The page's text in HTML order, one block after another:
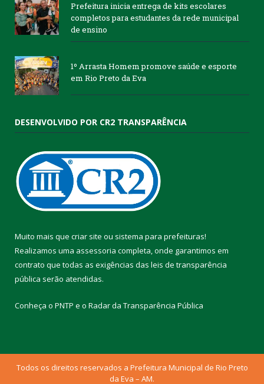
Prefeitura inicia entrega de kits escolares
completos para estudantes da rede municipal
de ensino
1º Arrasta Homem promove saúde e esporte
em Rio Preto da Eva
DESENVOLVIDO POR CR2 TRANSPARÊNCIA
Muito mais que criar site ou sistema para prefeituras!
Realizamos uma assessoria completa, onde garantimos em
contrato que todas as exigências das leis de transparência
pública serão atendidas.
Conheça o PNTP e o Radar da Transparência Pública
Todos os direitos reservados a Prefeitura Municipal de Rio Preto
da Eva – AM.